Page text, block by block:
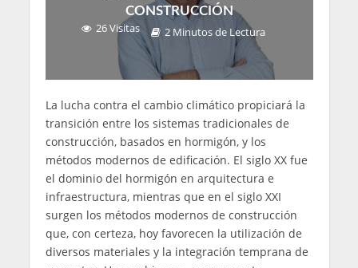
CONSTRUCCIÓN
26 Visitas
2 Minutos de Lectura
La lucha contra el cambio climático propiciará la
transición entre los sistemas tradicionales de
construcción, basados en hormigón, y los
métodos modernos de edificación. El siglo XX fue
el dominio del hormigón en arquitectura e
infraestructura, mientras que en el siglo XXI
surgen los métodos modernos de construcción
que, con certeza, hoy favorecen la utilización de
diversos materiales y la integración temprana de